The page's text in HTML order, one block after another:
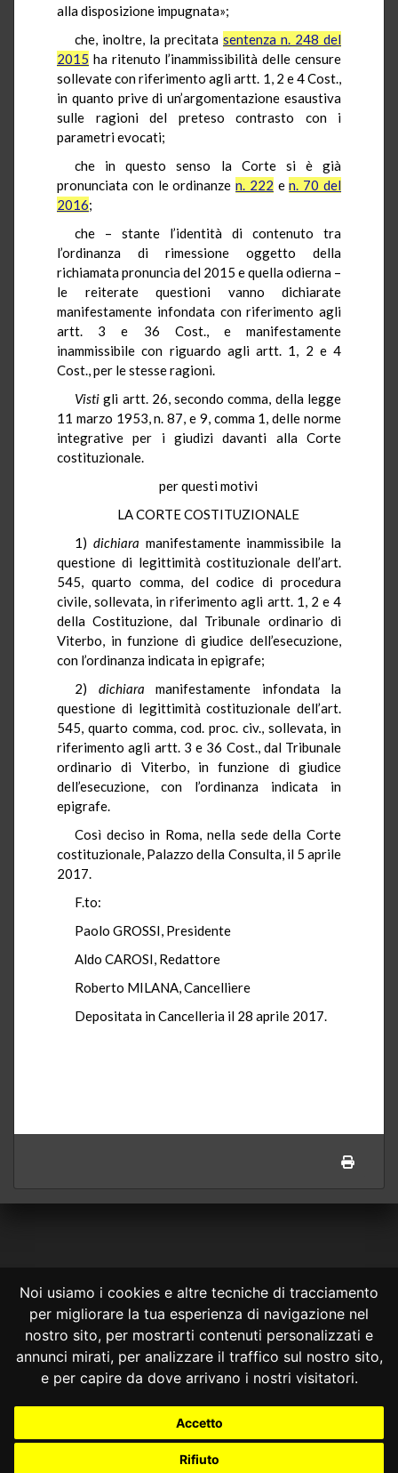
Noi usiamo i cookies e altre tecniche di tracciamento
per migliorare la tua esperienza di navigazione nel
nostro sito, per mostrarti contenuti personalizzati e
annunci mirati, per analizzare il traffico sul nostro sito,
e per capire da dove arrivano i nostri visitatori.
Accetto
Rifiuto
alla disposizione impugnata»;
che, inoltre, la precitata sentenza n. 248 del
2015 ha ritenuto l’inammissibilità delle censure
sollevate con riferimento agli artt. 1, 2 e 4 Cost.,
in quanto prive di un’argomentazione esaustiva
sulle ragioni del preteso contrasto con i
parametri evocati;
che in questo senso la Corte si è già
pronunciata con le ordinanzen. 222 en. 70 del
2016;
che – stante l’identità di contenuto tra
l’ordinanza di rimessione oggetto della
richiamata pronuncia del 2015 e quella odierna –
le reiterate questioni vanno dichiarate
manifestamente infondata con riferimento agli
artt. 3 e 36 Cost., e manifestamente
inammissibile con riguardo agli artt. 1, 2 e 4
Cost., per le stesse ragioni.
Visti gli artt. 26, secondo comma, della legge
11 marzo 1953, n. 87, e 9, comma 1, delle norme
integrative per i giudizi davanti alla Corte
costituzionale.
per questi motivi
LA CORTE COSTITUZIONALE
1) dichiara manifestamente inammissibile la
questione di legittimità costituzionale dell’art.
545, quarto comma, del codice di procedura
civile, sollevata, in riferimento agli artt. 1, 2 e 4
della Costituzione, dal Tribunale ordinario di
Viterbo, in funzione di giudice dell’esecuzione,
con l’ordinanza indicata in epigrafe;
2) dichiara manifestamente infondata la
questione di legittimità costituzionale dell’art.
545, quarto comma, cod. proc. civ., sollevata, in
riferimento agli artt. 3 e 36 Cost., dal Tribunale
ordinario di Viterbo, in funzione di giudice
dell’esecuzione, con l’ordinanza indicata in
epigrafe.
Così deciso in Roma, nella sede della Corte
costituzionale, Palazzo della Consulta, il 5 aprile
2017.
F.to:
Paolo GROSSI, Presidente
Aldo CAROSI, Redattore
Roberto MILANA, Cancelliere
Depositata in Cancelleria il 28 aprile 2017.
CONSULTA ONLINE DAL 1995 -NOTE LEGALI
Consulta OnLine non ha prodotto e non è responsabile per i contenuti e
le informazioni legali di siti collegati.
costituisce una relazione di consulenza legale.
Nessuno deve confidare o agire in base alle informazioni disponibili in